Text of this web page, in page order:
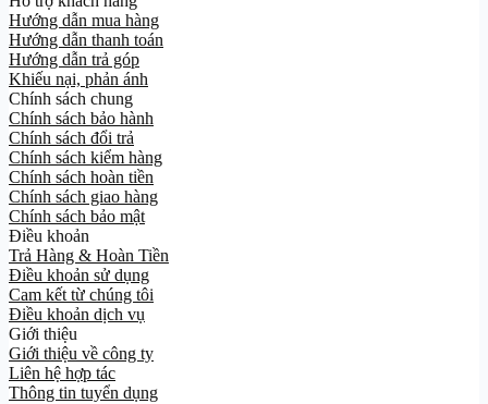
Hướng dẫn mua hàng
Hướng dẫn thanh toán
Hướng dẫn trả góp
Khiếu nại, phản ánh
Chính sách chung
Chính sách bảo hành
Chính sách đổi trả
Chính sách kiểm hàng
Chính sách hoàn tiền
Chính sách giao hàng
Chính sách bảo mật
Điều khoản
Trả Hàng & Hoàn Tiền
Điều khoản sử dụng
Cam kết từ chúng tôi
Điều khoản dịch vụ
Giới thiệu
Giới thiệu về công ty
Liên hệ hợp tác
Thông tin tuyển dụng